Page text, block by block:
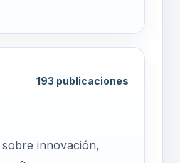
193 publicaciones
innovación,